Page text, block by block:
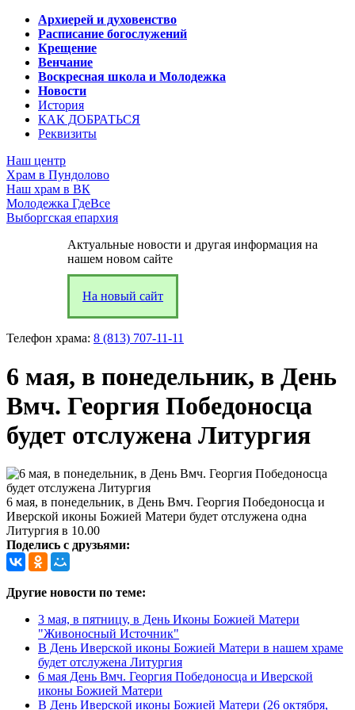
Архиерей и духовенство
Расписание богослужений
Крещение
Венчание
Воскресная школа и Молодежка
Новости
История
КАК ДОБРАТЬСЯ
Реквизиты
Наш центр
Храм в Пундолово
Наш храм в ВК
Молодежка ГдеВсе
Выборгская епархия
Актуальные новости и другая информация на
нашем новом сайте
На новый сайт
Телефон храма: 8 (813) 707-11-11
6 мая, в понедельник, в День
Вмч. Георгия Победоносца
будет отслужена Литургия
6 мая, в понедельник, в День Вмч. Георгия Победоносца и
Иверской иконы Божией Матери будет отслужена одна
Литургия в 10.00
Поделись с друзьями:
Другие новости по теме:
3 мая, в пятницу, в День Иконы Божией Матери
"Живоносный Источник"
В День Иверской иконы Божией Матери в нашем храме
будет отслужена Литургия
6 мая День Вмч. Георгия Победоносца и Иверской
иконы Божией Матери
В День Иверской иконы Божией Матери (26 октября,